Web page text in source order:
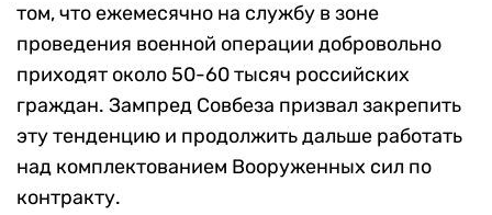
том, что ежемесячно на службу в зоне
проведения военной операции добровольно
приходят около 50-60 тысяч российских
граждан. Зампред Совбеза призвал закрепить
эту тенденцию и продолжить дальше работать
над комплектованием Вооруженных сил по
контракту.